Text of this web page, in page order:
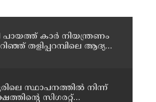
പായത്ത് കാർ നിയന്ത്രണം
തളിപ്പറമ്പിലെ ആദ്യ
സ്ഥാപനത്തിൽ നിന്ന്
സിഗരറ്റ്